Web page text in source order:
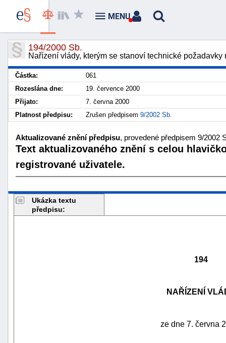
194/2000 Sb.
Nařízení vlády, kterým se stanoví technické
Částka:
061
Rozeslána dne:
19. července 2000
Přijato:
7. června 2000
Platnost předpisu:
Zrušen předpisem 9/2002 Sb.
Aktualizované znění předpisu, provedené předpisem 9/2002
Text aktualizovaného znění s celou
registrované uživatele.
Ukázka textu
předpisu:
194
NAŘÍZENÍ
ze dne 7. června
MENU